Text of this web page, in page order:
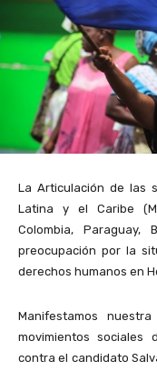
La Articulación de las
Latina y el Caribe
Colombia,
preocupación por la
derechos humanos en
Manifestamos
movimientos sociales
contra el candidato